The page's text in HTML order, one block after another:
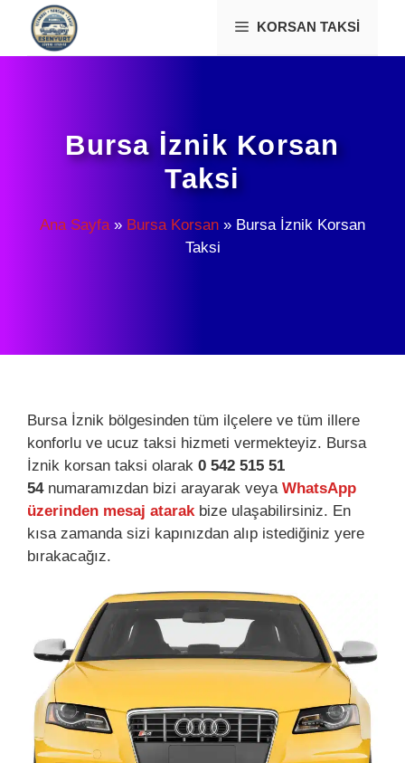
İçeriğe
KORSAN TAKSI
Bursa İznik Korsan
Taksi
Ana Sayfa» Bursa Korsan » Bursa İznik Korsan
Taksi
Bursa İznik bölgesinden tüm ilçelere ve tüm illere
konforlu ve ucuz taksi hizmeti vermekteyiz. Bursa
İznik korsan taksi olarak 0 542 515 51
54numaramızdan bizi arayarak veya WhatsApp
üzerinden mesaj atarak bize ulaşabilirsiniz. En
kısa zamanda sizi kapınızdan alıp istediğiniz yere
bırakacağız.